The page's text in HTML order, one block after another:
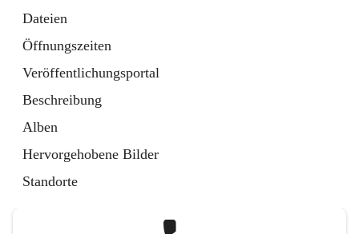
Dateien
Öffnungszeiten
Veröffentlichungsportal
Beschreibung
Alben
Hervorgehobene Bilder
Standorte